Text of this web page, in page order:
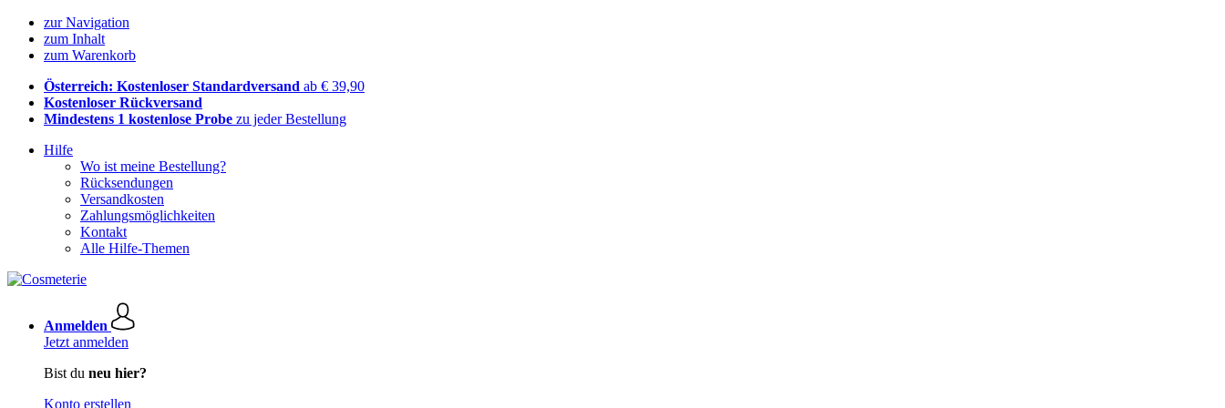
zur Navigation
zum Inhalt
zum Warenkorb
Österreich: Kostenloser Standardversand ab € 39,90
Kostenloser Rückversand
Mindestens 1 kostenlose Probe zu jeder Bestellung
Hilfe
Wo ist meine Bestellung?
Rücksendungen
Versandkosten
Zahlungsmöglichkeiten
Kontakt
Alle Hilfe-Themen
Anmelden
Jetzt anmelden
Bist du neu hier?
Konto erstellen